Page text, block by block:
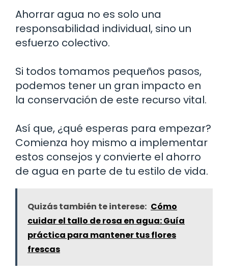
Ahorrar agua no es solo una
responsabilidad individual, sino un
esfuerzo colectivo.
Si todos tomamos pequeños pasos,
podemos tener un gran impacto en
la conservación de este recurso vital.
Así que, ¿qué esperas para empezar?
Comienza hoy mismo a implementar
estos consejos y convierte el ahorro
de agua en parte de tu estilo de vida.
Quizás también te interese: Cómo
cuidar el tallo de rosa en agua: Guía
práctica para mantener tus flores
frescas